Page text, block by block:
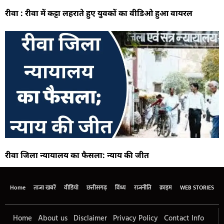
रीवा : रीवा में कट्टा लहराते हुए युवकों का वीडिओ हुआ वायरल
रीवा जिला न्यायालय का फैसला: न्याय की जीत
Home ताजा खबरें वीडियो छत्तीसगढ़ विंध्य राजनीति क्राइम WEB STORIES
Home About us Disclaimer Privacy Policy Contact Info